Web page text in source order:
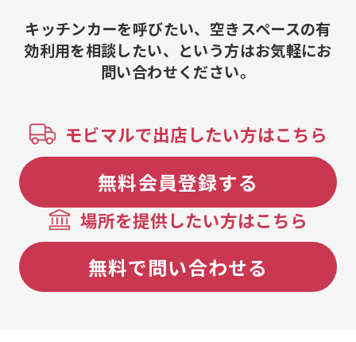
キッチンカーを呼びたい、空きスペースの有
効利用を相談したい、という方はお気軽にお
問い合わせください。
モビマルで出店したい方はこちら
無料会員登録する
場所を提供したい方はこちら
無料で問い合わせる